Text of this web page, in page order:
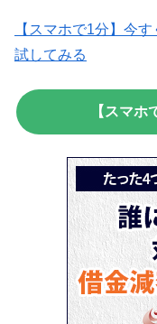
【スマホで1分】今
試してみる
【スマホ